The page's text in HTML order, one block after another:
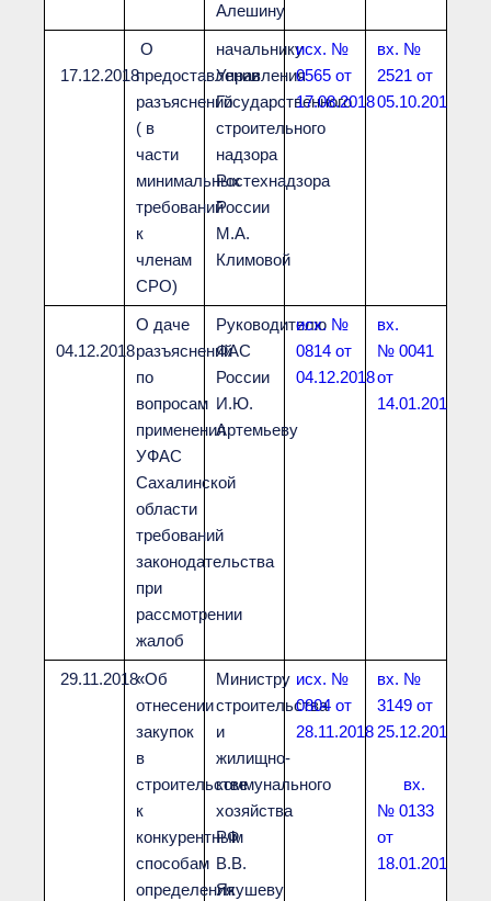
Алешину
17.12.2018
О
предоставлении
разъяснений
( в
части
минимальных
требований
к
членам
СРО)
начальнику
Управления
Государственного
строительного
надзора
Ростехнадзора
России
М.А.
Климовой
исх. №
0565 от
17.08.2018
вх. №
2521 от
05.10.2018
04.12.2018
О даче
разъяснений
по
вопросам
применения
УФАС
Сахалинской
области
требований
законодательства
при
рассмотрении
жалоб
Руководителю
ФАС
России
И.Ю.
Артемьеву
исх. №
0814 от
04.12.2018
вх.
№ 0041
от
14.01.2019
29.11.2018«Об
отнесении
закупок
в
строительстве
к
конкурентным
способам
определения
Министру
строительства
и
жилищно-
коммунального
хозяйства
РФ
В.В.
Якушеву
исх. №
0804 от
28.11.2018
вх. №
3149 от
25.12.2018
вх.
№ 0133
от
18.01.2019